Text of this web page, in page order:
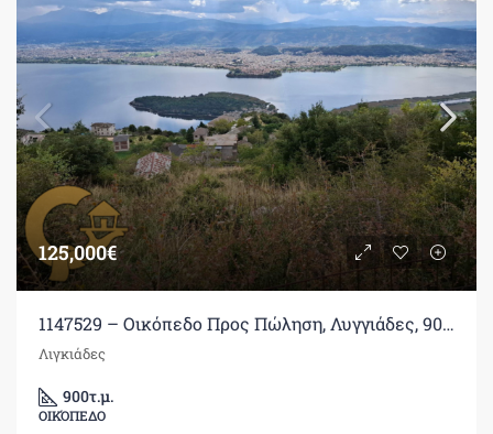
125,000€
1147529 – Οικόπεδο Προς Πώληση, Λυγγιάδες, 900 τ.μ., €125.000
Λιγκιάδες
900τ.μ.
ΟΙΚΌΠΕΔΟ